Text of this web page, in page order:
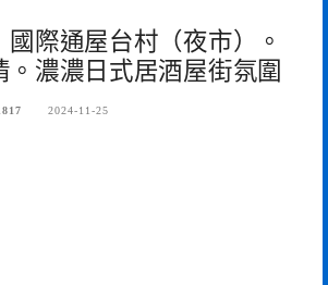
國際通屋台村（夜市）。
。濃濃日式居酒屋街氛圍
2024-11-25